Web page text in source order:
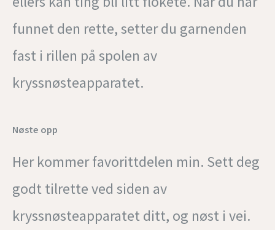
funnet den rette, setter du garnenden
fast i rillen på spolen av
kryssnøsteapparatet.
Nøste opp
Her kommer favorittdelen min. Sett deg
godt tilrette ved siden av
kryssnøsteapparatet ditt, og nøst i vei.